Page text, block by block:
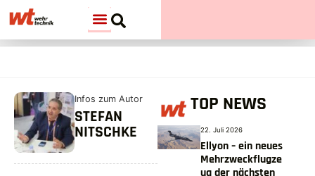
Infos zum Autor
STEFAN
NITSCHKE
TOP NEWS
22. Juli 2026
Ellyon – ein neues
Mehrzweckflugze
ug der nächsten